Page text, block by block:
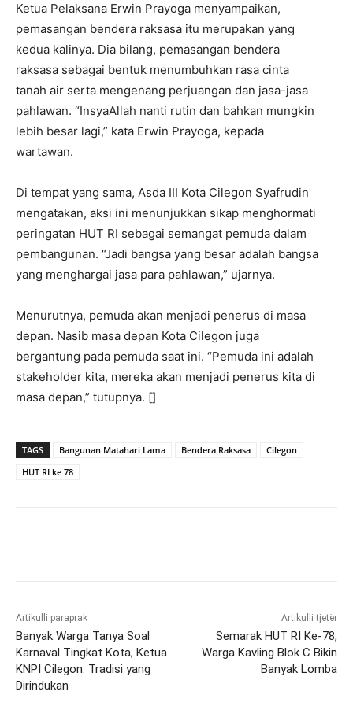
Ketua Pelaksana Erwin Prayoga menyampaikan,
pemasangan bendera raksasa itu merupakan yang
kedua kalinya. Dia bilang, pemasangan bendera
raksasa sebagai bentuk menumbuhkan rasa cinta
tanah air serta mengenang perjuangan dan jasa-jasa
pahlawan. “InsyaAllah nanti rutin dan bahkan mungkin
lebih besar lagi,” kata Erwin Prayoga, kepada
wartawan.
Di tempat yang sama, Asda III Kota Cilegon Syafrudin
mengatakan, aksi ini menunjukkan sikap menghormati
peringatan HUT RI sebagai semangat pemuda dalam
pembangunan. “Jadi bangsa yang besar adalah bangsa
yang menghargai jasa para pahlawan,” ujarnya.
Menurutnya, pemuda akan menjadi penerus di masa
depan. Nasib masa depan Kota Cilegon juga
bergantung pada pemuda saat ini. “Pemuda ini adalah
stakeholder kita, mereka akan menjadi penerus kita di
masa depan,” tutupnya. []
TAGS Bangunan Matahari Lama Bendera Raksasa
Cilegon
HUT RI ke 78
Artikulli paraprak
Banyak Warga Tanya Soal
Karnaval Tingkat Kota, Ketua
KNPI Cilegon: Tradisi yang
Dirindukan
Artikulli tjetër
Semarak HUT RI Ke-78,
Warga Kavling Blok C Bikin
Banyak Lomba